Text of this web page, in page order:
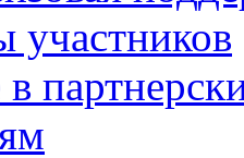
участников